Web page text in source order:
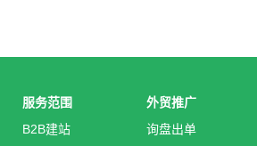
服务范围
B2B建站
外贸推广
询盘出单